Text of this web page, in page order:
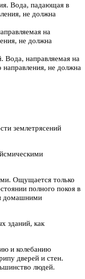
Вода, падающая в
не должна
на
не должна
направляемая на
не должна
землетрясений
Ощущается только
полного покоя в
домашними
зданий, как
и колебанию
дверей и стен.
людей.